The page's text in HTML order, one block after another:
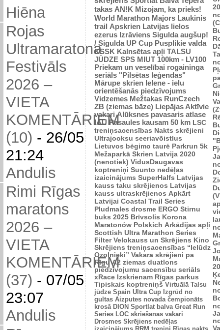
Hiēna
Rojas
Ultramaratona
Festivāls
2026 –
VIETA
KOMENTĀRIEM
(10) - 26/05
21:24
Andulis
Rimi Rīgas
maratons
2026 –
VIETA
KOMENTĀRIEM
(37) - 07/05
23:07
Andulis
takas AN!K Mizojam, ka prieks!
World Marathon Majors Laukinis
trail Apskrien Latvijas lielos
ezerus Izrāviens Sigulda augšup!
/ Sigulda UP Cup Pusplikie valda
KSSK Kalnsētas apļi TALSU
JŪDZE SPS MIUT 100km - LV100
Priekam un veselībai rogaininga
seriāls "Pilsētas leģendas"
Mārupe skrien Ielene - ielu
orientēšanās piedzīvojums
Vidzemes Mežtakas RunCzech
ZB (ziemas bāze) Liepājas Aktīvie
vakari Alūksnes pavasaris atlase
IAU Pasaules kausam 50 km LSC
treniņsacensības Nakts skrējieni
Ultrajooksu seeriavõistlus
Lietuvos bėgimo taurė Parkrun 5k
Mežaparkā Skrien Latvija 2020
(nenotiek) VidusDaugavas
koptreniņi Suunto nedēļas
izaicinājums SuperHalfs Latvijas
kauss taku skrējienos Latvijas
kauss ultraskrējienos Apkārt
Latvijai Coastal Trail Series
Pludmales drosme ERGO Stirnu
buks 2025 Brīvsolis Korona
Maratonów Polskich Arkādijas apļi
Scottish Ultra Marathon Series
Filter Velokauss un Skrējiens Kino
Skrējiens treniņsacensības “Ielūdz
Ozolnieki” Vakara skrējieni pa
Rīgu A2 ziemas duatlons
piedzīvojumu sacensību seriāls
xRace Izskrienam Rīgas parkus
Tipiskais koptreniņš Virtuālā Talsu
jūdze Spain Ultra Cup Izgrūd no
gultas Aizputes novada čempionāts
krosā DION Sportlat balva Great Run
Series LOC skriešanas vakari
Drosmes Skrējiens nedēļas